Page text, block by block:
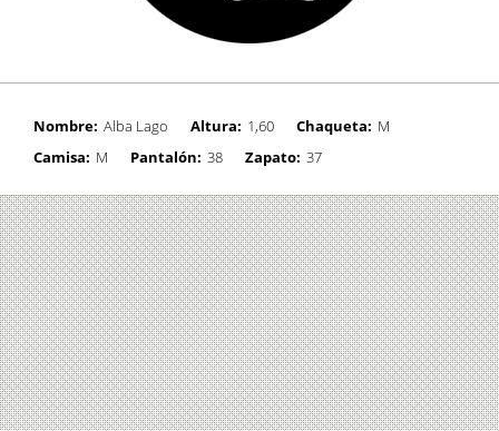
Nombre: Alba Lago Altura: 1,60 Chaqueta: M
Camisa: M Pantalón: 38 Zapato: 37